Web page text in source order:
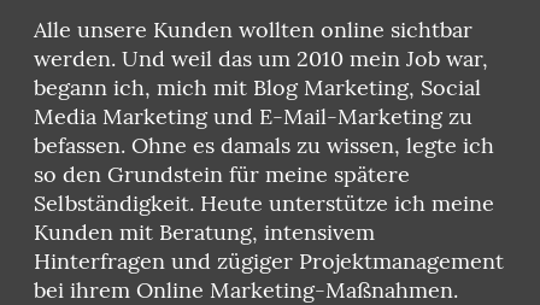
Alle unsere Kunden wollten online sichtbar
werden. Und weil das um 2010 mein Job war,
begann ich, mich mit Blog Marketing, Social
Media Marketing und E-Mail-Marketing zu
befassen. Ohne es damals zu wissen, legte ich
so den Grundstein für meine spätere
Selbständigkeit. Heute unterstütze ich meine
Kunden mit Beratung, intensivem
Hinterfragen und zügiger Projektmanagement
bei ihrem Online Marketing-Maßnahmen.